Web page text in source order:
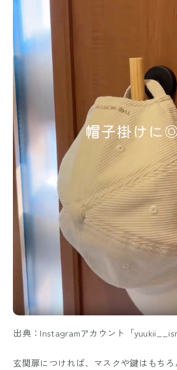
出典：Instagramアカウント「
玄関扉につければ、マスクや鍵はもちろ